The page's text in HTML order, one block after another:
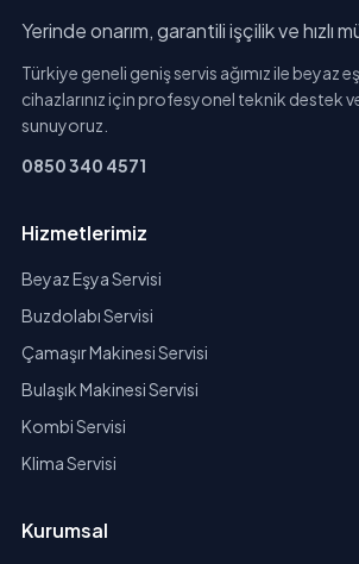
Yerinde onarım, garantili işçilik ve hızlı
Türkiye geneli geniş servis ağımız ile beyaz
cihazlarınız için profesyonel teknik destek
sunuyoruz.
0850 340 4571
Hizmetlerimiz
Beyaz Eşya Servisi
Buzdolabı Servisi
Çamaşır Makinesi Servisi
Bulaşık Makinesi Servisi
Kombi Servisi
Klima Servisi
Kurumsal